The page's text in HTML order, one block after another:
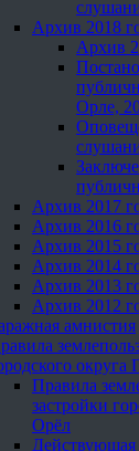
Архив 2018
Архив
Орле,
Архив 2017
Архив 2016
Архив 2015
Архив 2014
Архив 2013
Архив 2012
амнистия
округа
Правила
застройки
Орёл
Действующая